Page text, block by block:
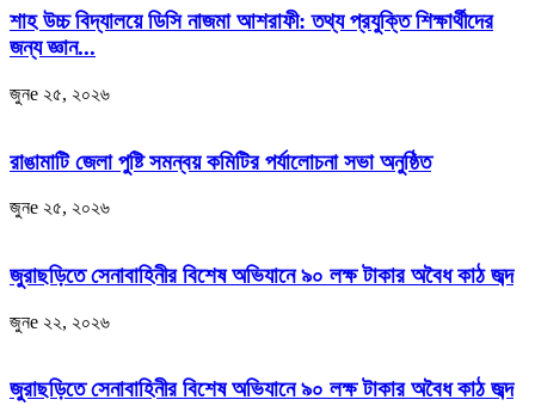
শাহ উচ্চ বিদ্যালয়ে ডিসি নাজমা আশরাফী: তথ্য প্রযুক্তি শিক্ষার্থীদের
জন্য জ্ঞান...
জুনe ২৫, ২০২৬
রাঙামাটি জেলা পুষ্টি সমন্বয় কমিটির পর্যালোচনা সভা অনুষ্ঠিত
জুনe ২৫, ২০২৬
জুরাছড়িতে সেনাবাহিনীর বিশেষ অভিযানে ৯০ লক্ষ টাকার অবৈধ কাঠ জব্দ
জুনe ২২, ২০২৬
জুরাছড়িতে সেনাবাহিনীর বিশেষ অভিযানে ৯০ লক্ষ টাকার অবৈধ কাঠ জব্দ